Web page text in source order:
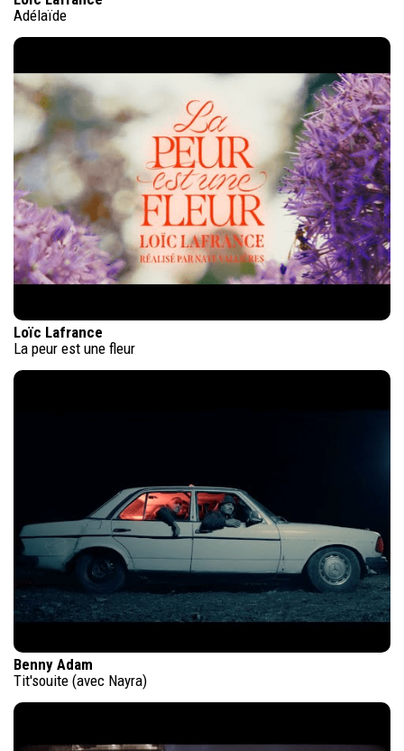
Adélaïde
Loïc Lafrance
La peur est une fleur
Benny Adam
Tit'souite (avec Nayra)